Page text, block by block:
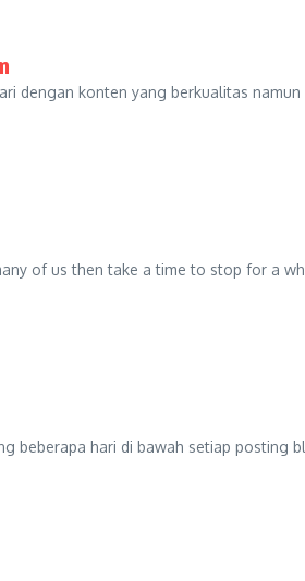
dengan konten yang berkualitas
of us then take a time to stop for a
beberapa hari di bawah setiap posting